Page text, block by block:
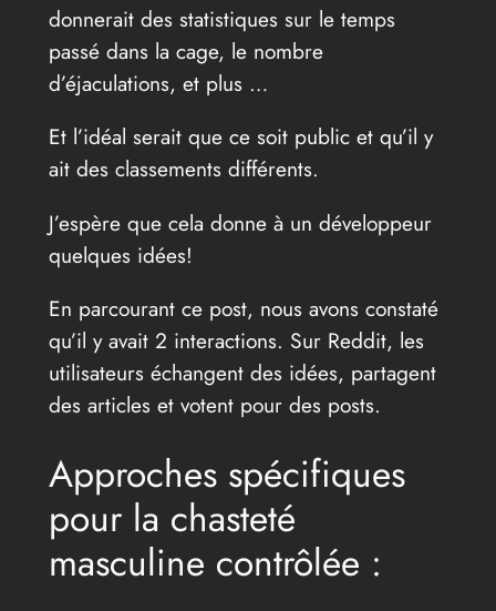
donnerait des statistiques sur le temps
passé dans la cage, le nombre
d’éjaculations, et plus …
Et l’idéal serait que ce soit public et qu’il y
ait des classements différents.
J’espère que cela donne à un développeur
quelques idées!
En parcourant ce post, nous avons constaté
qu’il y avait 2 interactions. Sur Reddit, les
utilisateurs échangent des idées, partagent
des articles et votent pour des posts.
Approches spécifiques
pour la chasteté
masculine contrôlée :